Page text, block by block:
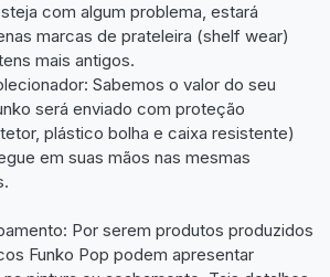
com algum problema, estará
marcas de prateleira (shelf wear)
mais antigos.
Sabemos o valor do seu
será enviado com proteção
plástico bolha e caixa resistente)
em suas mãos nas mesmas
Por serem produtos produzidos
Funko Pop podem apresentar